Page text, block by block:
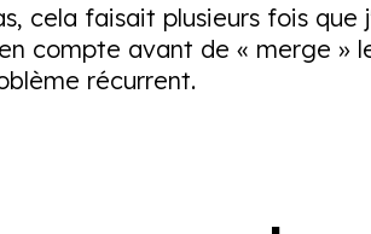
cela faisait plusieurs fois
compte avant de « merge »
récurrent.